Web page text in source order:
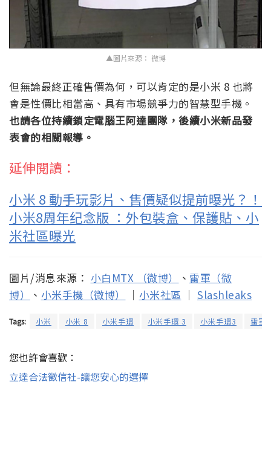
▲圖片來源： 微博
但無論最終正確售價為何，可以肯定的是小米 8 也將
會是性價比相當高、具有市場競爭力的智慧型手機。
也請各位持續鎖定電腦王阿達團隊，後續小米新品發
表會的相關報導。
延伸閱讀：
小米 8 動手玩影片、售價疑似提前曝光？！
小米8周年纪念版 ：外包裝盒、保護貼、小
米社區曝光
圖片/消息來源： 小白MTX （微博） 、 雷軍（微
博）
、 小米手機（微博） ｜ 小米社區 ｜ Slashleaks
Tags: 小米 小米 8 小米手環 小米手環 3 小米手環3 雷軍
您也許會喜歡：
立達合法徵信社-讓您安心的選擇